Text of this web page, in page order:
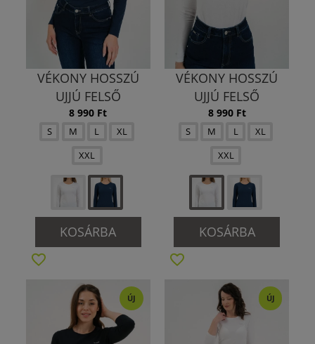
VÉKONY HOSSZÚ
UJJÚ FELSŐ
8 990 Ft
S M L
XL
XXL
KOSÁRBA
VÉKONY HOSSZÚ
UJJÚ FELSŐ
8 990 Ft
S M L
XL
XXL
KOSÁRBA
ÚJ ÚJ